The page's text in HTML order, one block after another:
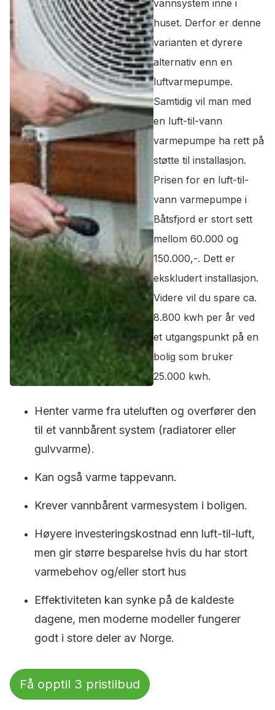
vannsystem inne i
huset. Derfor er denne
varianten et dyrere
alternativ enn en
luftvarmepumpe.
Samtidig vil man med
en luft-til-vann
varmepumpe ha rett på
støtte til installasjon.
Prisen for en luft-til-
vann varmepumpe i
Båtsfjord er stort sett
mellom 60.000 og
150.000,-. Dett er
ekskludert installasjon.
Videre vil du spare ca.
8.800 kwh per år ved
et utgangspunkt på en
bolig som bruker
25.000 kwh.
Henter varme fra uteluften og overfører den
til et vannbårent system (radiatorer eller
gulvvarme).
Kan også varme tappevann.
Krever vannbårent varmesystem i boligen.
Høyere investeringskostnad enn luft-til-luft,
men gir større besparelse hvis du har stort
varmebehov og/eller stort hus
Effektiviteten kan synke på de kaldeste
dagene, men moderne modeller fungerer
godt i store deler av Norge.
Få opptil 3 pristilbud